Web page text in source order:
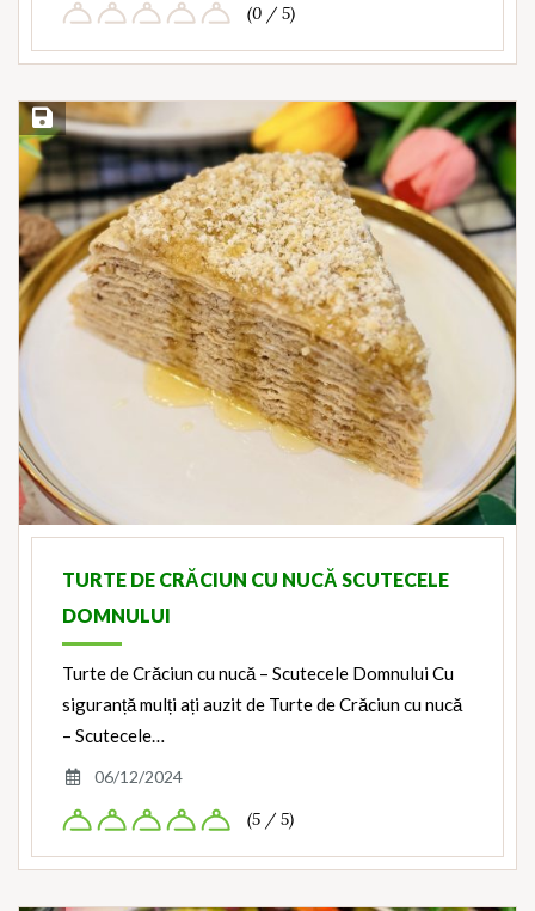
(0 / 5)
Save Recipe
TURTE DE CRĂCIUN CU NUCĂ SCUTECELE
DOMNULUI
Turte de Crăciun cu nucă – Scutecele Domnului Cu
siguranță mulți ați auzit de Turte de Crăciun cu nucă
– Scutecele…
06/12/2024
(5 / 5)